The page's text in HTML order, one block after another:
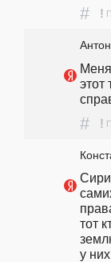
# !
этот
# !
тот
у